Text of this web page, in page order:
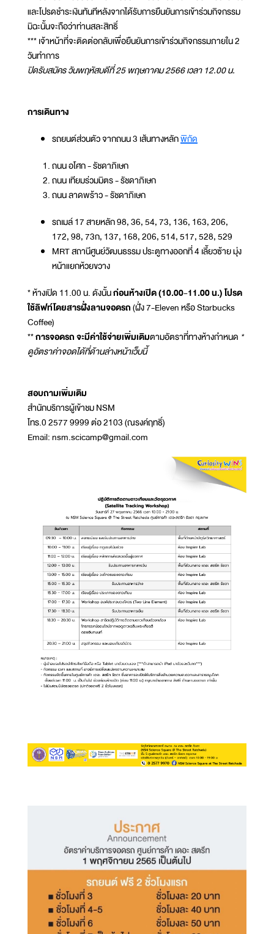
และโปรดชำระเงินทันทีหลังจากได้รับการยืนยันการเข้าร่วมกิจกรรม
มิฉะนั้นจะถือว่าท่านสละสิทธิ์
*** เจ้าหน้าที่จะติดต่อกลับเพื่อยืนยันการเข้าร่วมกิจกรรมภายใน 2
วันทำการ
ปิดรับสมัคร วันพฤหัสบดีที่ 25 พฤษภาคม 2566 เวลา 12.00 น.
การเดินทาง
รถยนต์ส่วนตัว จากถนน 3 เส้นทางหลักพิกัด
ถนน อโศก - รัชดาภิเษก
ถนน เทียมร่วมมิตร - รัชดาภิเษก
ถนน ลาดพร้าว - รัชดาภิเษก
รถเมล์ 17 สายหลัก 98, 36, 54, 73, 136, 163, 206,
172, 98, 73ก, 137, 168, 206, 514, 517, 528, 529
MRT สถานีศูนย์วัฒนธรรม ประตูทางออกที่ 4 เลี้ยวซ้าย มุ่ง
หน้าแยกห้วยขวาง
* ห้างเปิด 11.00 น. ดังนั้นก่อนห้างเปิด (10.00-11.00 น.) โปรด
ใช้ลิฟท์โดยสารฝั่งลานจอดรถ(ฝั่ง 7-Eleven หรือ Starbucks
Coffee)
**การจอดรถ จะมีค่าใช้จ่ายเพิ่มเติมตามอัตราที่ทางห้างกำหนด *
ดูอัตราค่าจอดได้ที่ด้านล่างหน้าเว็บนี้
สอบถามเพิ่มเติม
สำนักบริการผู้เข้าชม NSM
โทร.0 2577 9999 ต่อ 2103 (ณรงค์ฤทธิ์)
Email: nsm.scicamp@gmail.com